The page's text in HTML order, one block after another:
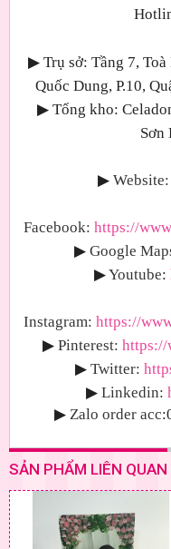
▶Trụ sở: Tầng 7, Toà
Quốc Dung, P.10,
▶Tổng kho:
Sơn
▶ Website:
Facebook: https://
▶ Google
▶Youtube:
Instagram: https://
▶ Pinterest: https://
▶ Twitter:
▶ Linkedin:
▶ Zalo order acc
SẢN PHẨM LIÊN QUAN